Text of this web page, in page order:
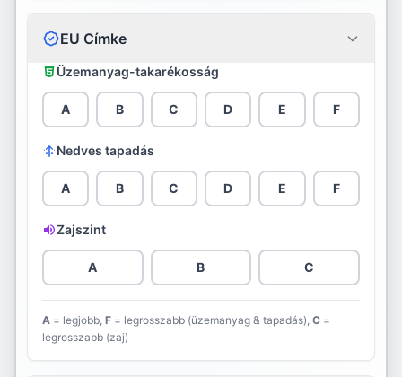
Cooper
Davanti
Debica
Diamondback
Diplomat
Double Star
Dunlop
Evergreen
EU Címke
Üzemanyag-takarékosság
A B C D E F
Nedves tapadás
A B C D E F
Zajszint
A B C
A = legjobb, F = legrosszabb (üzemanyag & tapadás), C =
legrosszabb (zaj)